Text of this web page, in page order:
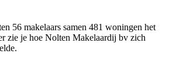
56 makelaars samen 481 woningen het
zie je hoe Nolten Makelaardij bv zich